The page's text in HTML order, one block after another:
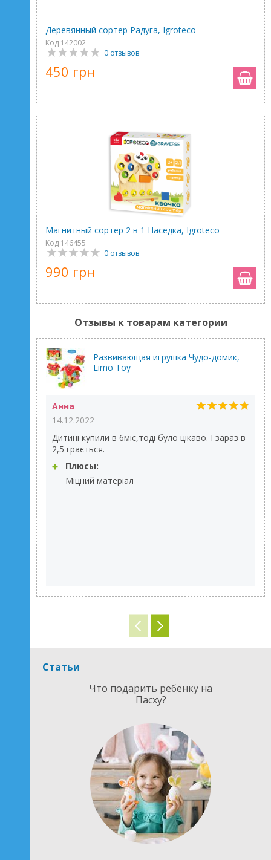
Деревянный сортер Радуга, Igroteco
Код 142002
0 отзывов
450 грн
Магнитный сортер 2 в 1 Наседка, Igroteco
Код 146455
0 отзывов
990 грн
Отзывы к товарам категории
Развивающая игрушка Чудо-домик,
Limo Toy
Анна
14.12.2022
Дитині купили в 6міс,тоді було цікаво. І зараз в
2,5 грається.
Плюсы:
Міцний матеріал
Статьи
Что подарить ребенку на
Пасху?